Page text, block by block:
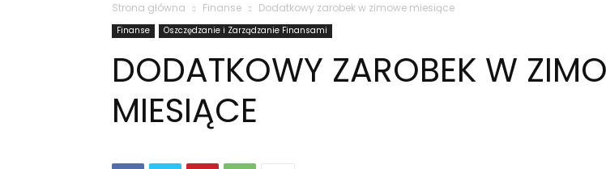
polsku
Strona główna Finanse Dodatkowy zarobek w zimowe miesiące
Finanse Oszczędzanie i Zarządzanie Finansami
DODATKOWY ZAROBEK W
MIESIĄCE